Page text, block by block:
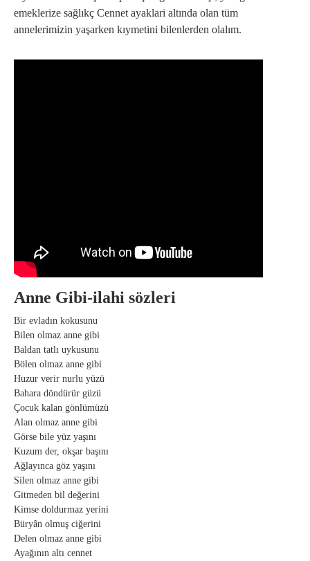
emeklerize sağlıkç Cennet ayaklari altında olan tüm
annelerimizin yaşarken kıymetini bilenlerden olalım.
Anne Gibi-ilahi sözleri
Bir evladın kokusunu
Bilen olmaz anne gibi
Baldan tatlı uykusunu
Bölen olmaz anne gibi
Huzur verir nurlu yüzü
Bahara döndürür güzü
Çocuk kalan gönlümüzü
Alan olmaz anne gibi
Görse bile yüz yaşını
Kuzum der, okşar başını
Ağlayınca göz yaşını
Silen olmaz anne gibi
Gitmeden bil değerini
Kimse doldurmaz yerini
Büryân olmuş ciğerini
Delen olmaz anne gibi
Ayağının altı cennet